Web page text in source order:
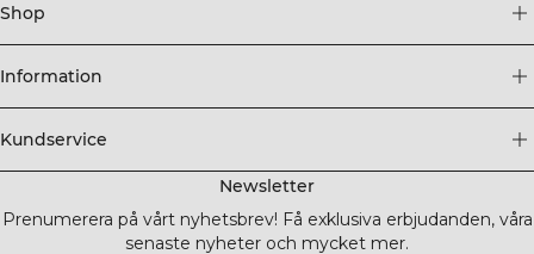
Shop
Information
Kundservice
Newsletter
Prenumerera på vårt nyhetsbrev! Få exklusiva erbjudanden, våra
senaste nyheter och mycket mer.